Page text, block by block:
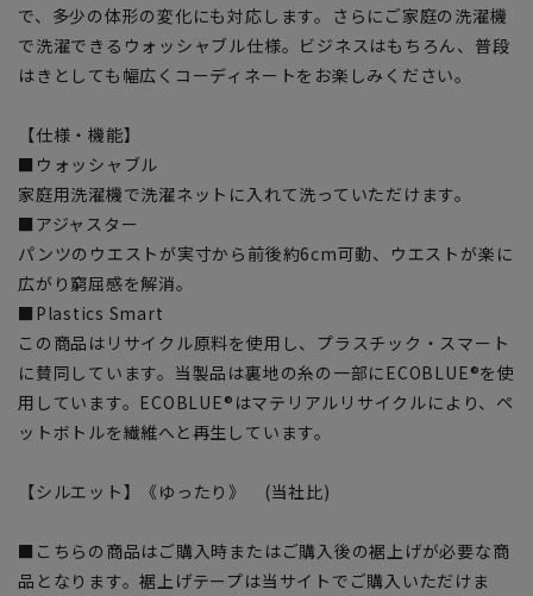
で、多少の体形の変化にも対応します。さらにご家庭の洗濯機
で洗濯できるウォッシャブル仕様。ビジネスはもちろん、普段
はきとしても幅広くコーディネートをお楽しみください。
【仕様・機能】
■ウォッシャブル
家庭用洗濯機で洗濯ネットに入れて洗っていただけます。
■アジャスター
パンツのウエストが実寸から前後約6cm可動、ウエストが楽に
広がり窮屈感を解消。
■Plastics Smart
この商品はリサイクル原料を使用し、プラスチック・スマート
に賛同しています。当製品は裏地の糸の一部にECOBLUE®を使
用しています。ECOBLUE®はマテリアルリサイクルにより、ペ
ットボトルを繊維へと再生しています。
【シルエット】《ゆったり》 (当社比)
■こちらの商品はご購入時またはご購入後の裾上げが必要な商
品となります。裾上げテープは当サイトでご購入いただけま